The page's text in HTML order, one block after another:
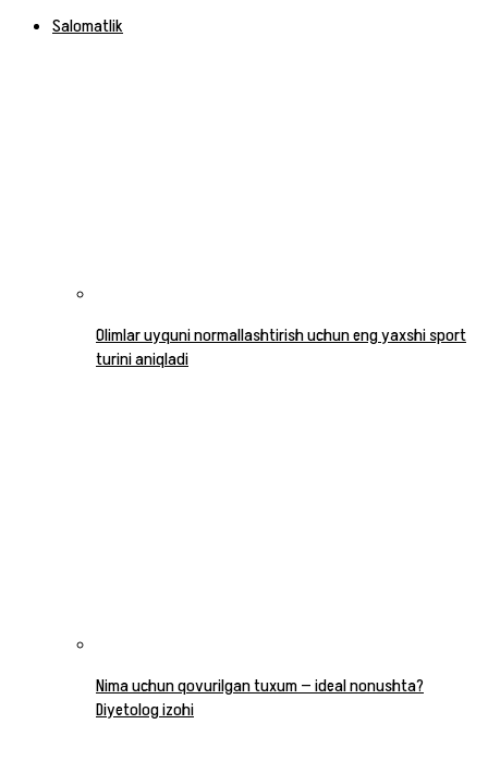
Salomatlik
Olimlar uyquni normallashtirish uchun eng yaxshi sport
turini aniqladi
Nima uchun qovurilgan tuxum — ideal nonushta?
Diyetolog izohi